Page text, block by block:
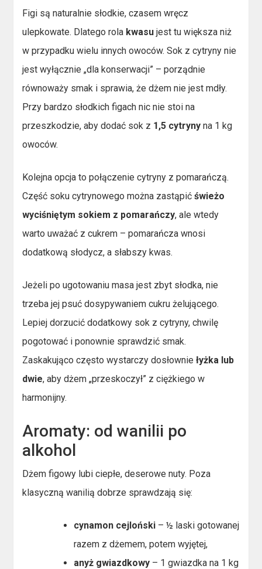
Figi są naturalnie słodkie, czasem wręcz
ulepkowate. Dlatego rola kwasu jest tu większa niż
w przypadku wielu innych owoców. Sok z cytryny nie
jest wyłącznie „dla konserwacji” – porządnie
równoważy smak i sprawia, że dżem nie jest mdły.
Przy bardzo słodkich figach nic nie stoi na
przeszkodzie, aby dodać sok z 1,5 cytryny na 1 kg
owoców.
Kolejna opcja to połączenie cytryny z pomarańczą.
Część soku cytrynowego można zastąpićświeżo
wyciśniętym sokiem z pomarańczy, ale wtedy
warto uważać z cukrem – pomarańcza wnosi
dodatkową słodycz, a słabszy kwas.
Jeżeli po ugotowaniu masa jest zbyt słodka, nie
trzeba jej psuć dosypywaniem cukru żelującego.
Lepiej dorzucić dodatkowy sok z cytryny, chwilę
pogotować i ponownie sprawdzić smak.
Zaskakująco często wystarczy dosłowniełyżka lub
dwie, aby dżem „przeskoczył” z ciężkiego w
harmonijny.
Aromaty: od wanilii po
alkohol
Dżem figowy lubi ciepłe, deserowe nuty. Poza
klasyczną wanilią dobrze sprawdzają się:
cynamon cejloński – ½ laski gotowanej
razem z dżemem, potem wyjętej,
anyż gwiazdkowy – 1 gwiazdka na 1 kg